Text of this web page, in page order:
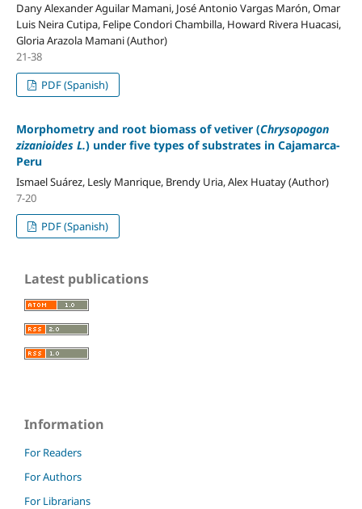
Dany Alexander Aguilar Mamani, José Antonio Vargas Marón, Omar
Luis Neira Cutipa, Felipe Condori Chambilla, Howard Rivera Huacasi,
Gloria Arazola Mamani (Author)
21-38
PDF (Spanish)
Morphometry and root biomass of vetiver (Chrysopogon
zizanioides L.) under five types of substrates in Cajamarca-
Peru
Ismael Suárez, Lesly Manrique, Brendy Uria, Alex Huatay (Author)
7-20
PDF (Spanish)
Latest publications
Information
For Readers
For Authors
For Librarians